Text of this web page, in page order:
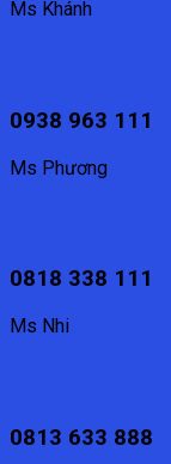
Ms Khánh
0938 963 111
Ms Phương
0818 338 111
Ms Nhi
0813 633 888